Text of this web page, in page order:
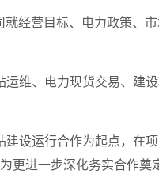
经营目标、电力政策、
维、电力现货交易、建
设运行合作为起点，在项
更进一步深化务实合作奠